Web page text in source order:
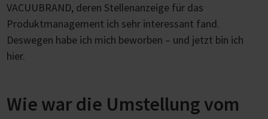
VACUUBRAND, deren Stellenanzeige für das
Produktmanagement ich sehr interessant fand.
Deswegen habe ich mich beworben – und jetzt bin ich
hier.
Wie war die Umstellung vom